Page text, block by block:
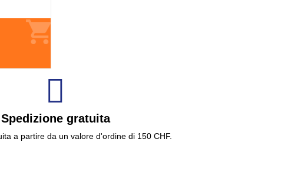
Spedizione gratuita
a partire da un valore d'ordine di 150 CHF.